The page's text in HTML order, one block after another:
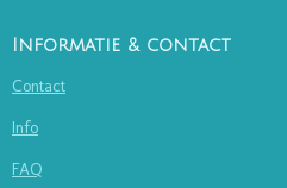
Informatie & contact
Contact
Info
FAQ